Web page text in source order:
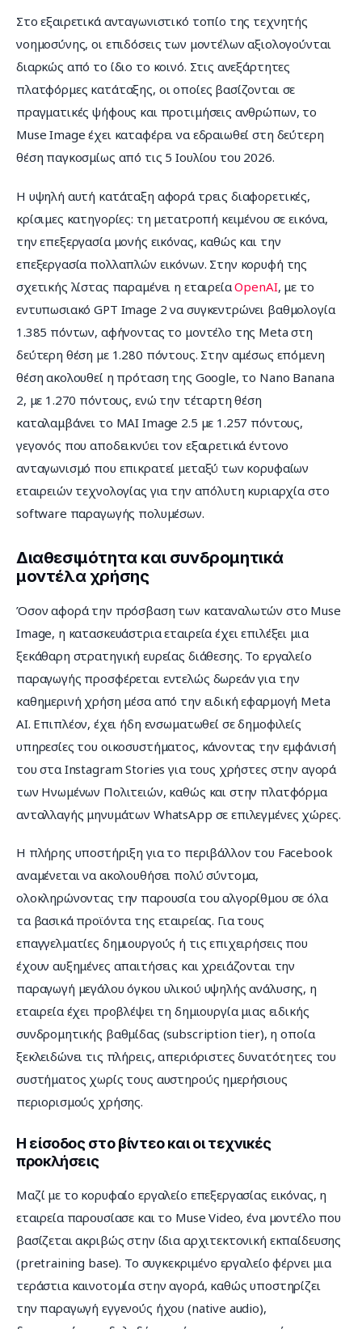
Στο εξαιρετικά ανταγωνιστικό τοπίο της τεχνητής
νοημοσύνης, οι επιδόσεις των μοντέλων αξιολογούνται
διαρκώς από το ίδιο το κοινό. Στις ανεξάρτητες
πλατφόρμες κατάταξης, οι οποίες βασίζονται σε
πραγματικές ψήφους και προτιμήσεις ανθρώπων, το
Muse Image έχει καταφέρει να εδραιωθεί στη δεύτερη
θέση παγκοσμίως από τις 5 Ιουλίου του 2026.
Η υψηλή αυτή κατάταξη αφορά τρεις διαφορετικές,
κρίσιμες κατηγορίες: τη μετατροπή κειμένου σε εικόνα,
την επεξεργασία μονής εικόνας, καθώς και την
επεξεργασία πολλαπλών εικόνων. Στην κορυφή της
σχετικής λίστας παραμένει η εταιρεία OpenAI, με το
εντυπωσιακό GPT Image 2 να συγκεντρώνει βαθμολογία
1.385 πόντων, αφήνοντας το μοντέλο της Meta στη
δεύτερη θέση με 1.280 πόντους. Στην αμέσως επόμενη
θέση ακολουθεί η πρόταση της Google, το Nano Banana
2, με 1.270 πόντους, ενώ την τέταρτη θέση
καταλαμβάνει το MAI Image 2.5 με 1.257 πόντους,
γεγονός που αποδεικνύει τον εξαιρετικά έντονο
ανταγωνισμό που επικρατεί μεταξύ των κορυφαίων
εταιρειών τεχνολογίας για την απόλυτη κυριαρχία στο
software παραγωγής πολυμέσων.
Διαθεσιμότητα και συνδρομητικά
μοντέλα χρήσης
Όσον αφορά την πρόσβαση των καταναλωτών στο Muse
Image, η κατασκευάστρια εταιρεία έχει επιλέξει μια
ξεκάθαρη στρατηγική ευρείας διάθεσης. Το εργαλείο
παραγωγής προσφέρεται εντελώς δωρεάν για την
καθημερινή χρήση μέσα από την ειδική εφαρμογή Meta
AI. Επιπλέον, έχει ήδη ενσωματωθεί σε δημοφιλείς
υπηρεσίες του οικοσυστήματος, κάνοντας την εμφάνισή
του στα Instagram Stories για τους χρήστες στην αγορά
των Ηνωμένων Πολιτειών, καθώς και στην πλατφόρμα
ανταλλαγής μηνυμάτων WhatsApp σε επιλεγμένες χώρες.
Η πλήρης υποστήριξη για το περιβάλλον του Facebook
αναμένεται να ακολουθήσει πολύ σύντομα,
ολοκληρώνοντας την παρουσία του αλγορίθμου σε όλα
τα βασικά προϊόντα της εταιρείας. Για τους
επαγγελματίες δημιουργούς ή τις επιχειρήσεις που
έχουν αυξημένες απαιτήσεις και χρειάζονται την
παραγωγή μεγάλου όγκου υλικού υψηλής ανάλυσης, η
εταιρεία έχει προβλέψει τη δημιουργία μιας ειδικής
συνδρομητικής βαθμίδας (subscription tier), η οποία
ξεκλειδώνει τις πλήρεις, απεριόριστες δυνατότητες του
συστήματος χωρίς τους αυστηρούς ημερήσιους
περιορισμούς χρήσης.
Η είσοδος στο βίντεο και οι τεχνικές
προκλήσεις
Μαζί με το κορυφαίο εργαλείο επεξεργασίας εικόνας, η
εταιρεία παρουσίασε και το Muse Video, ένα μοντέλο που
βασίζεται ακριβώς στην ίδια αρχιτεκτονική εκπαίδευσης
(pretraining base). Το συγκεκριμένο εργαλείο φέρνει μια
τεράστια καινοτομία στην αγορά, καθώς υποστηρίζει
την παραγωγή εγγενούς ήχου (native audio),